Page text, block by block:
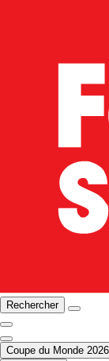
Rechercher
Coupe du Monde 2026